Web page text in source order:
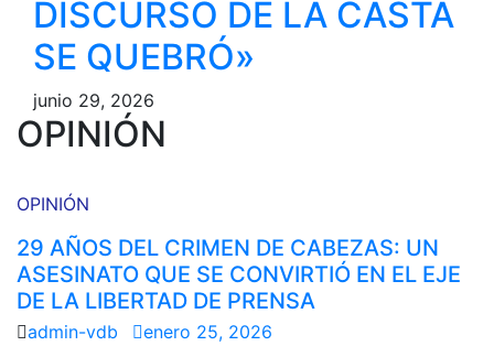
DISCURSO DE LA CASTA
SE QUEBRÓ»
junio 29, 2026
OPINIÓN
OPINIÓN
29 AÑOS DEL CRIMEN DE CABEZAS: UN
ASESINATO QUE SE CONVIRTIÓ EN EL EJE
DE LA LIBERTAD DE PRENSA
admin-vdb
enero 25, 2026